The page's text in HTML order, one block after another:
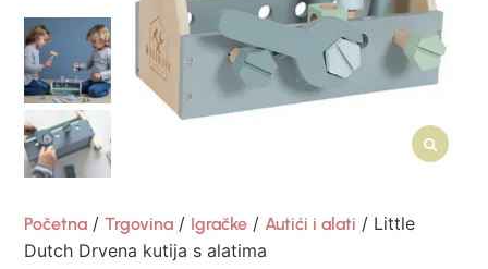
Početna /Trgovina / Igračke /Autići i alati / Little
Dutch Drvena kutija s alatima